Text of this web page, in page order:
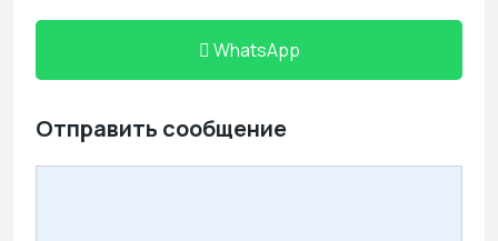
WhatsApp
Отправить сообщение